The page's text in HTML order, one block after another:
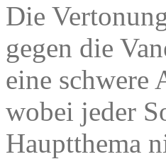
Die
gegen die
eine schwere
wobei jeder
Hauptthema